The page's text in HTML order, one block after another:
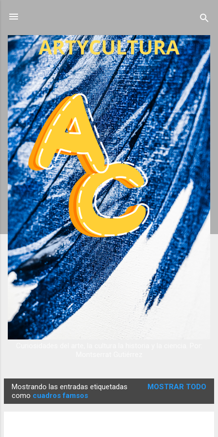
n
Mostrando las entradas etiquetadas
como cuadros famsos
MOSTRAR TODO